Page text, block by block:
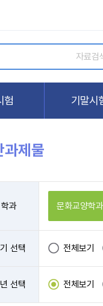
과제물
학과
선택 전체보기
선택 전체보기